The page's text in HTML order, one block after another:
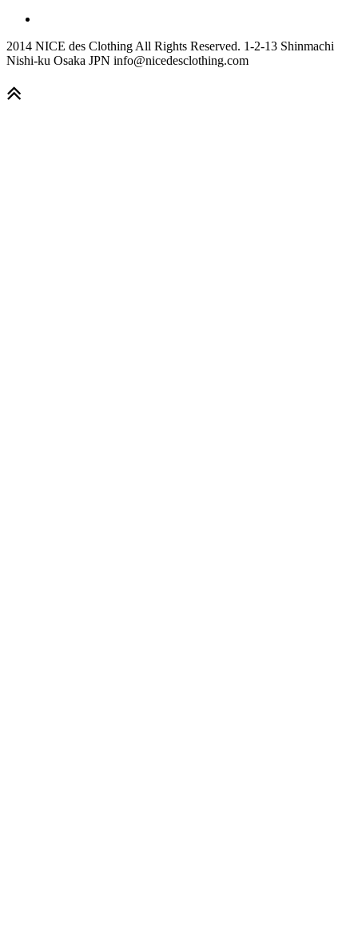
2014 NICE des Clothing All Rights Reserved. 1-2-13 Shinmachi
Nishi-ku Osaka JPN info@nicedesclothing.com